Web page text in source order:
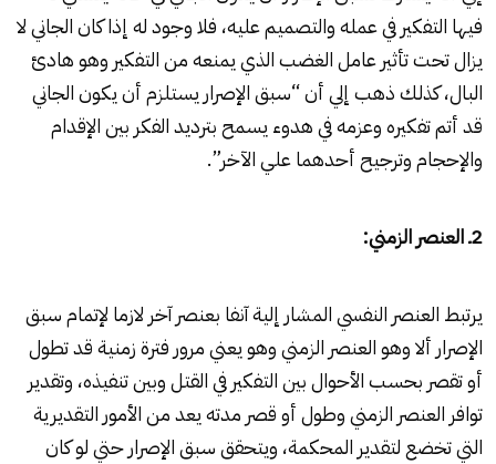
فيها التفكير في عمله والتصميم عليه، فلا وجود له إذا كان الجاني لا
يزال تحت تأثير عامل الغضب الذي يمنعه من التفكير وهو هادئ
البال، كذلك ذهب إلي أن “سبق الإصرار يستلزم أن يكون الجاني
قد أتم تفكيره وعزمه في هدوء يسمح بترديد الفكر بين الإقدام
والإحجام وترجيح أحدهما علي الآخر”.
2ـ العنصر الزمني:
يرتبط العنصر النفسي المشار إلية آنفا بعنصر آخر لازما لإتمام سبق
الإصرار ألا وهو العنصر الزمني وهو يعني مرور فترة زمنية قد تطول
أو تقصر بحسب الأحوال بين التفكير في القتل وبين تنفيذه، وتقدير
توافر العنصر الزمني وطول أو قصر مدته يعد من الأمور التقديرية
التي تخضع لتقدير المحكمة، ويتحقق سبق الإصرار حتي لو كان